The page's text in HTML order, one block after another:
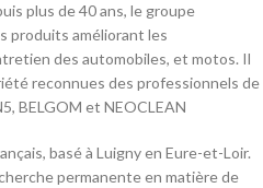
plus de 40 ans, le groupe
produits améliorant les
des automobiles, et motos. Il
reconnues des professionnels de
BELGOM et NEOCLEAN
basé à Luigny en Eure-et-Loir.
permanente en matière de